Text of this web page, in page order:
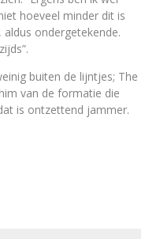
hoeveel minder dit is
aldus ondergetekende.
buiten de lijntjes; The
van de formatie die
is ontzettend jammer.